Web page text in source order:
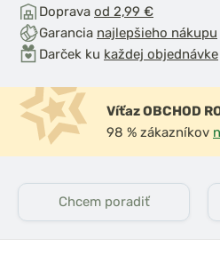
Doprava od 2,99 €
Garancia najlepšieho nákupu
Darček ku každej objednávke
Víťaz OBCHOD
98 % zákazníkov
Chcem poradiť